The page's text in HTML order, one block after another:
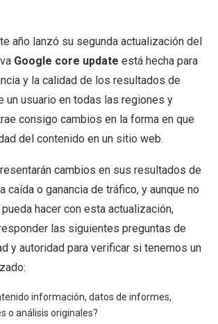
año lanzó su segunda actualización del
Google core update está hecha para
y la calidad de los resultados de
un usuario en todas las regiones y
consigo cambios en la forma en que
del contenido en un sitio web.
cambios en sus resultados de
caída o ganancia de tráfico, y aunque no
hacer con esta actualización,
las siguientes preguntas de
y autoridad para verificar si tenemos un
información, datos de informes,
o análisis originales?